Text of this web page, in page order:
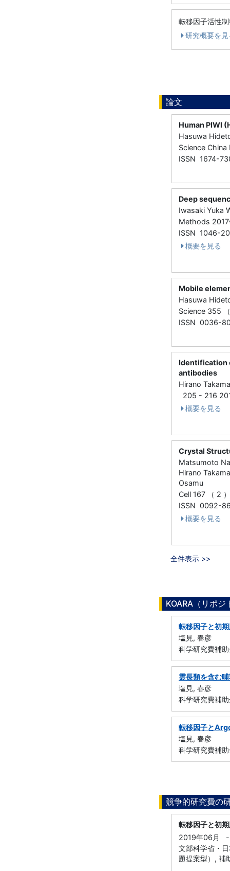
転移因子活性
研究概要を見
論文
Human PIWI
Hasuwa
Science
ISSN 1674-
Deep
Iwasaki Yuka
Methods
ISSN 1046-
概要を見る
Mobile
Hasuwa
Science 355
ISSN 0036-
Identification
antibodies
Hirano
205 - 216
概要を見る
Crystal
Matsumoto
Hirano
Osamu
Cell 167 （ 2
ISSN 0092-
概要を見る
全件表示 >>
KOARA（リポ
転移因子と初
塩見, 春彦
科学研究費補
霊長類を含む
塩見, 春彦
科学研究費補
転移因子と
塩見, 春彦
科学研究費補
競争的研究費の
転移因子と初
2019年06月
-
文部科学省・
題提案型）, 補